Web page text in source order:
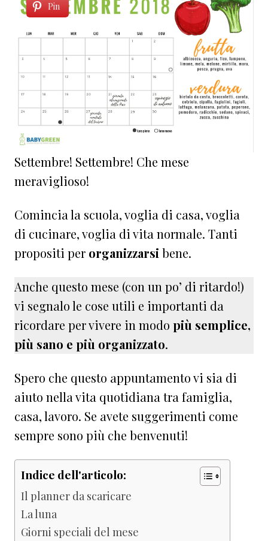
Pin
Settembre! Settembre! Che mese
meraviglioso!
Comincia la scuola, voglia di casa, voglia
di cucinare, voglia di vita normale. Tanti
propositi per organizzarsi bene.
Anche questo mese (con un po’ di ritardo!)
vi segnalo le cose utili e importanti da
ricordare per vivere in modo più semplice,
più sano e più organizzato.
Spero che questo appuntamento vi sia di
aiuto nella vita quotidiana tra famiglia,
casa, lavoro. Se avete suggerimenti come
sempre sono più che benvenuti!
Indice dell'articolo:
Il planner da scaricare
La luna
Giorni speciali del mese